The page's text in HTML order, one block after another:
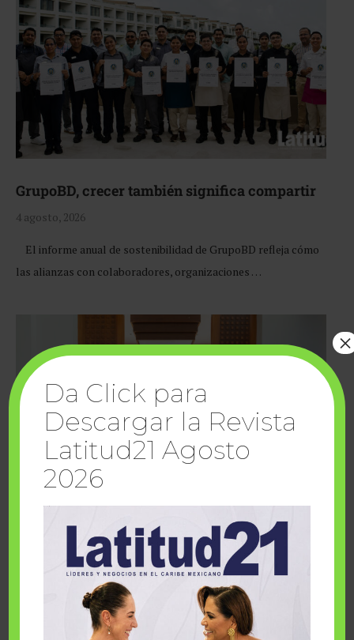
GrupoBD, crecer también significa compartir
4 agosto, 2026
El informe anual de sostenibilidad de GrupoBD refleja cómo
las alianzas con colaboradores, organizaciones …
Cuando la solidaridad inspira; cumplen
sueños Fairmont Mayakoba y Make-A-Wish
Da Click para
Descargar la Revista
Latitud21 Agosto
2026
×